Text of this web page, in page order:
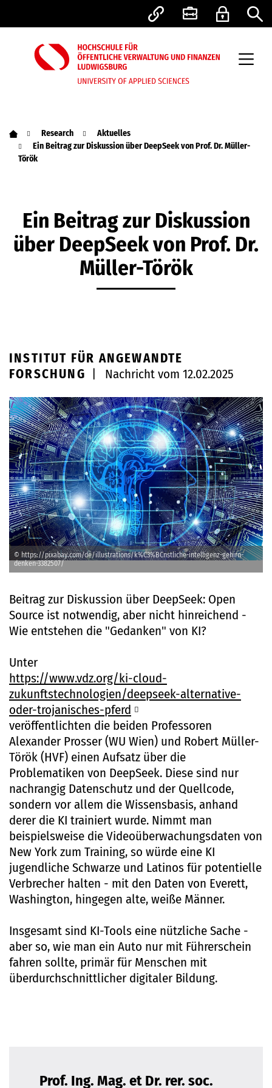
Research
Aktuelles
Ein Beitrag zur Diskussion über DeepSeek von Prof. Dr. Müller-
Török
Ein Beitrag zur Diskussion
über DeepSeek von Prof. Dr.
Müller-Török
INSTITUT FÜR ANGEWANDTE
FORSCHUNG
Nachricht vom 12.02.2025
© https://pixabay.com/de/illustrations/k%C3%BCnstliche-intelligenz-gehirn-
denken-3382507/
Beitrag zur Diskussion über DeepSeek: Open
Source ist notwendig, aber nicht hinreichend -
Wie entstehen die "Gedanken" von KI?
Unter
https://www.vdz.org/ki-cloud-
zukunftstechnologien/deepseek-alternative-
oder-trojanisches-pferd
veröffentlichten die beiden Professoren
Alexander Prosser (WU Wien) und Robert Müller-
Török (HVF) einen Aufsatz über die
Problematiken von DeepSeek. Diese sind nur
nachrangig Datenschutz und der Quellcode,
sondern vor allem die Wissensbasis, anhand
derer die KI trainiert wurde. Nimmt man
beispielsweise die Videoüberwachungsdaten von
New York zum Training, so würde eine KI
jugendliche Schwarze und Latinos für potentielle
Verbrecher halten - mit den Daten von Everett,
Washington, hingegen alte, weiße Männer.
Insgesamt sind KI-Tools eine nützliche Sache -
aber so, wie man ein Auto nur mit Führerschein
fahren sollte, primär für Menschen mit
überdurchschnittlicher digitaler Bildung.
Prof. Ing. Mag. et Dr. rer. soc.